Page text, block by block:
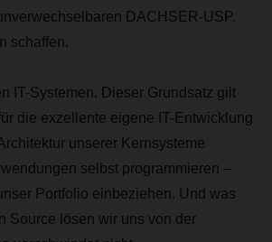
DACHSER-USP.
schaffen.
IT-Systemen. Dieser Grundsatz gilt
die exzellente eigene IT-Entwicklung
unserer Kernsysteme
selbst programmieren –
Portfolio einbeziehen. Und was
Source lösen wir uns von der